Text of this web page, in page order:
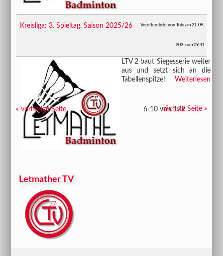
Kreisliga: 3. Spieltag, Saison 2025/26 Veröffentlicht von Tobi am 21-09-
2025 um 09:41
​​​​​​​LTV 2 baut Siegesserie weiter
aus und setzt sich an die
Tabellenspitze!
Weiterlesen
« vorherige Seite 6-10 von 172
nächste Seite »
Letmather TV